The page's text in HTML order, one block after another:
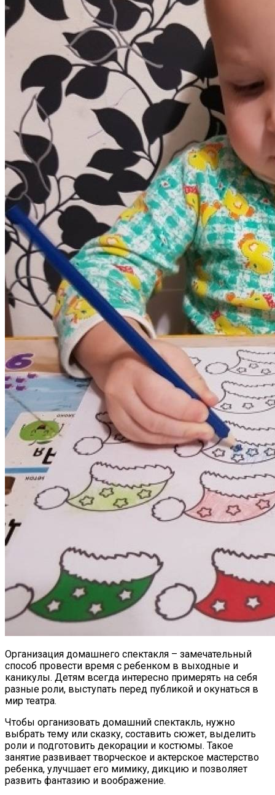
Организация домашнего спектакля – замечательный
способ провести время с ребенком в выходные и
каникулы. Детям всегда интересно примерять на себя
разные роли, выступать перед публикой и окунаться в
мир театра.
Чтобы организовать домашний спектакль, нужно
выбрать тему или сказку, составить сюжет, выделить
роли и подготовить декорации и костюмы. Такое
занятие развивает творческое и актерское мастерство
ребенка, улучшает его мимику, дикцию и позволяет
развить фантазию и воображение.